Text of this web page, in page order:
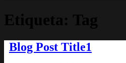
Etiqueta: Tag
Blog Post Title1